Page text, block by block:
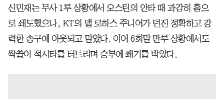
신민재는 무사 1루 상황에서 오스틴의 안타 때 과감히 홈으
로 쇄도했으나, KT의 맬 로하스 주니어가 던진 정확하고 강
력한 송구에 아웃되고 말았다. 이어 6회말 만루 상황에서도
싹쓸이 적시타를 터트리며 승부에 쐐기를 박았다.